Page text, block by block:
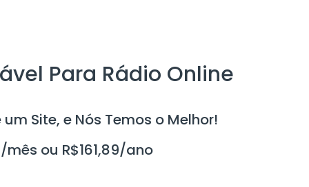
Para Rádio Online
Site, e Nós Temos o Melhor!
mês ou R$161,89/ano